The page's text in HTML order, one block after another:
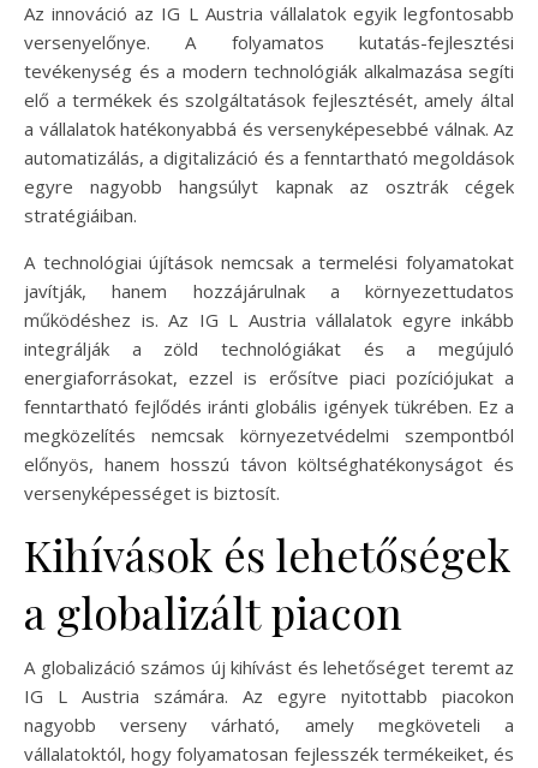
Az innováció az IG L Austria vállalatok egyik legfontosabb
versenyelőnye. A folyamatos kutatás-fejlesztési
tevékenység és a modern technológiák alkalmazása segíti
elő a termékek és szolgáltatások fejlesztését, amely által
a vállalatok hatékonyabbá és versenyképesebbé válnak. Az
automatizálás, a digitalizáció és a fenntartható megoldások
egyre nagyobb hangsúlyt kapnak az osztrák cégek
stratégiáiban.
A technológiai újítások nemcsak a termelési folyamatokat
javítják, hanem hozzájárulnak a környezettudatos
működéshez is. Az IG L Austria vállalatok egyre inkább
integrálják a zöld technológiákat és a megújuló
energiaforrásokat, ezzel is erősítve piaci pozíciójukat a
fenntartható fejlődés iránti globális igények tükrében. Ez a
megközelítés nemcsak környezetvédelmi szempontból
előnyös, hanem hosszú távon költséghatékonyságot és
versenyképességet is biztosít.
Kihívások és lehetőségek
a globalizált piacon
A globalizáció számos új kihívást és lehetőséget teremt az
IG L Austria számára. Az egyre nyitottabb piacokon
nagyobb verseny várható, amely megköveteli a
vállalatoktól, hogy folyamatosan fejlesszék termékeiket, és